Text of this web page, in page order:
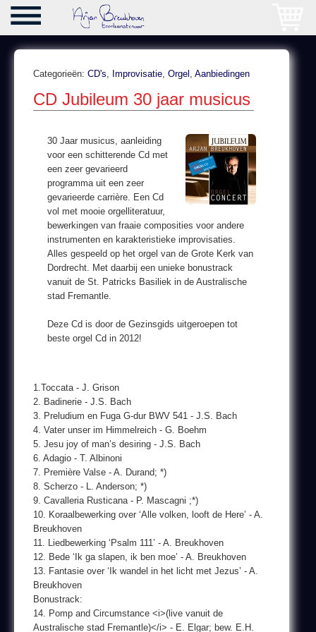
Categorieën: CD's, Improvisatie, Orgel , Aanbiedingen
CD Jubileum 30 jaar musicus
30 Jaar musicus, aanleiding
voor een schitterende Cd met
een zeer gevarieerd
programma uit een zeer
gevarieerde carrière. Een Cd
vol met mooie orgelliteratuur,
bewerkingen van fraaie composities voor andere
instrumenten en karakteristieke improvisaties.
Alles gespeeld op het orgel van de Grote Kerk van
Dordrecht. Met daarbij een unieke bonustrack
vanuit de St. Patricks Basiliek in de Australische
stad Fremantle.
Deze Cd is door de Gezinsgids uitgeroepen tot
beste orgel Cd in 2012!
1.Toccata - J. Grison
2. Badinerie - J.S. Bach
3. Preludium en Fuga G-dur BWV 541 - J.S. Bach
4. Vater unser im Himmelreich - G. Boehm
5. Jesu joy of man’s desiring - J.S. Bach
6. Adagio - T. Albinoni
7. Première Valse - A. Durand; *)
8. Scherzo - L. Anderson; *)
9. Cavalleria Rusticana - P. Mascagni ;*)
10. Koraalbewerking over ‘Alle volken, looft de Here’ - A.
Breukhoven
11. Liedbewerking ‘Psalm 111’ - A. Breukhoven
12. Bede ‘Ik ga slapen, ik ben moe’ - A. Breukhoven
13. Fantasie over ‘Ik wandel in het licht met Jezus’ - A.
Breukhoven
Bonustrack:
14. Pomp and Circumstance <i>(live vanuit de
Australische stad Fremantle)</i> - E. Elgar; bew. E.H.